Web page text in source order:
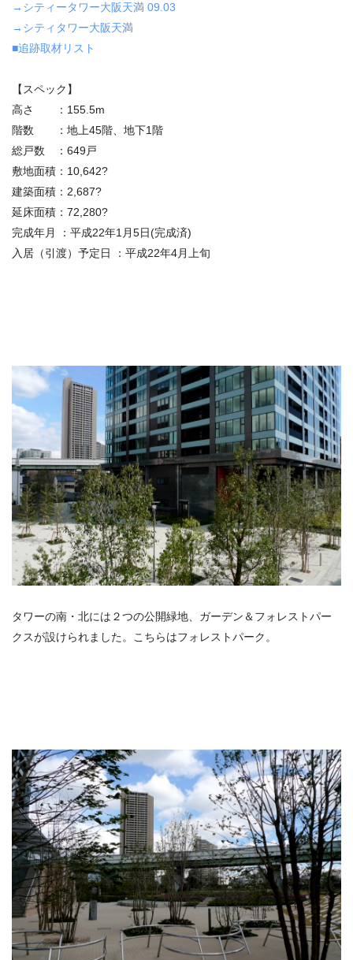
→シティータワー大阪天満 09.03
→シティタワー大阪天満
■追跡取材リスト
【スペック】
高さ ：155.5m
階数 ：地上45階、地下1階
総戸数 ：649戸
敷地面積：10,642?
建築面積：2,687?
延床面積：72,280?
完成年月 ：平成22年1月5日(完成済)
入居（引渡）予定日 ：平成22年4月上旬
タワーの南・北には２つの公開緑地、ガーデン＆フォレストパー
クスが設けられました。こちらはフォレストパーク。